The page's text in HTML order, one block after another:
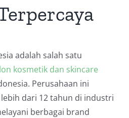
adalah salah satu
kosmetik dan skincare
Perusahaan ini
dari 12 tahun di industri
berbagai brand